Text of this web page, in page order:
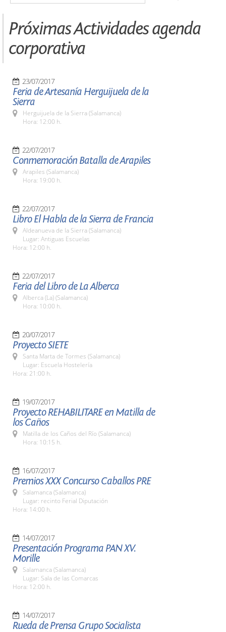
Próximas Actividades agenda
corporativa
23/07/2017
Feria de Artesanía Herguijuela de la
Sierra
Herguijuela de la Sierra (Salamanca)
Hora: 12:00 h.
22/07/2017
Conmemoración Batalla de Arapiles
Arapiles (Salamanca)
Hora: 19:00 h.
22/07/2017
Libro El Habla de la Sierra de Francia
Aldeanueva de la Sierra (Salamanca)
Lugar: Antiguas Escuelas
Hora: 12:00 h.
22/07/2017
Feria del Libro de La Alberca
Alberca (La) (Salamanca)
Hora: 10:00 h.
20/07/2017
Proyecto SIETE
Santa Marta de Tormes (Salamanca)
Lugar: Escuela Hostelería
Hora: 21:00 h.
19/07/2017
Proyecto REHABILITARE en Matilla de
los Caños
Matilla de los Caños del Río (Salamanca)
Hora: 10:15 h.
16/07/2017
Premios XXX Concurso Caballos PRE
Salamanca (Salamanca)
Lugar: recinto Ferial Diputación
Hora: 14:00 h.
14/07/2017
Presentación Programa PAN XV.
Morille
Salamanca (Salamanca)
Lugar: Sala de las Comarcas
Hora: 12:00 h.
14/07/2017
Rueda de Prensa Grupo Socialista